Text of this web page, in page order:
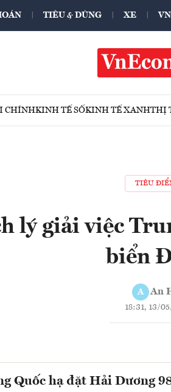
TIÊU & DÙNG XE
CHÍNHKINH TẾ SỐKINH TẾ XANHTHỊ
TIÊU
lý giải việc
biển
A An
18:31, 13/
Quốc hạ đặt Hải Dương